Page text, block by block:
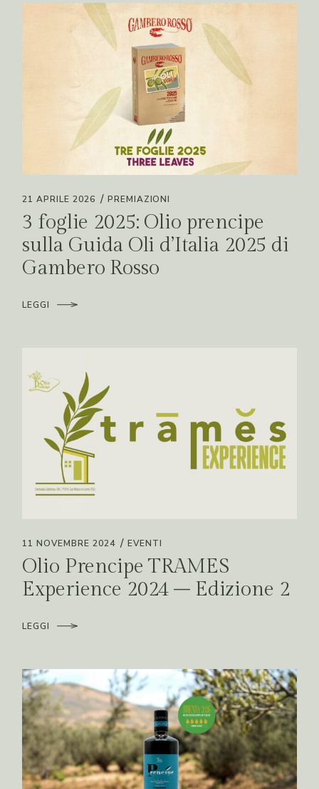
21 APRILE 2026 PREMIAZIONI
3 foglie 2025: Olio prencipe
sulla Guida Oli d’Italia 2025 di
Gambero Rosso
LEGGI
11 NOVEMBRE 2024 EVENTI
Olio Prencipe TRAMES
Experience 2024 – Edizione 2
LEGGI